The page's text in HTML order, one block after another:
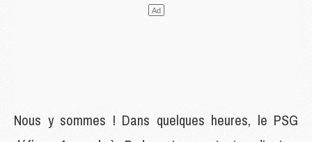
Nous y sommes ! Dans quelques heures, le PSG